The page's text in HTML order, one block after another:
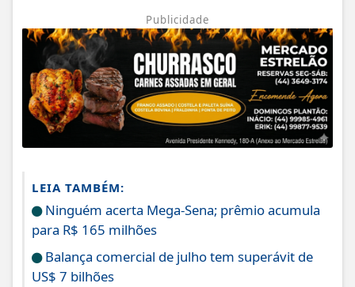
Publicidade
LEIA TAMBÉM:
Ninguém acerta Mega-Sena; prêmio acumula
para R$ 165 milhões
Balança comercial de julho tem superávit de
US$ 7 bilhões